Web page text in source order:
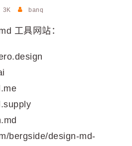
3K banq
工具网站：
bergside/design-md-